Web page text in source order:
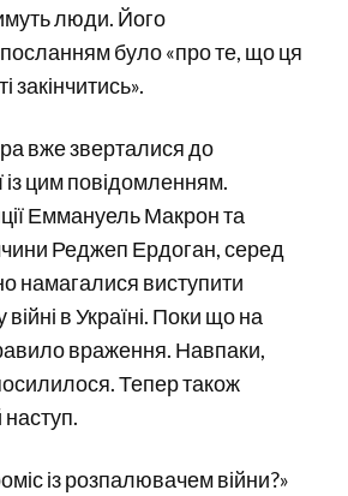
люди. Його
було «про те, що ця
закінчитись».
вже зверталися до
із цим повідомленням.
Еммануель Макрон та
Реджеп Ердоган, серед
намагалися виступити
в Україні. Поки що на
враження. Навпаки,
Тепер також
наступ.
із розпалювачем війни?»